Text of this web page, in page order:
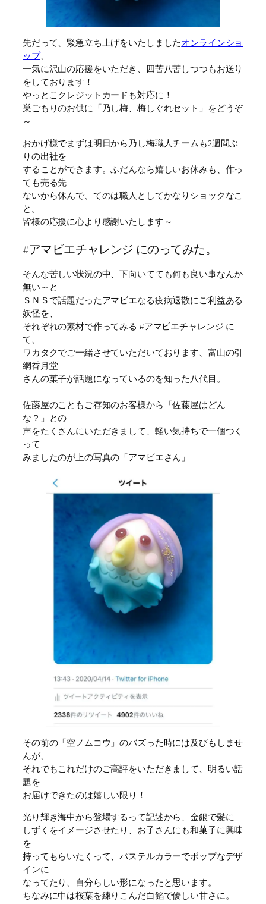
先だって、緊急立ち上げをいたしましたオンラインショ
ップ、
一気に沢山の応援をいただき、四苦八苦しつつもお送り
をしております！
やっとこクレジットカードも対応に！
巣ごもりのお供に「乃し梅、梅しぐれセット」をどうぞ
～
おかげ様でまずは明日から乃し梅職人チームも2週間ぶ
りの出社を
することができます。ふだんなら嬉しいお休みも、作っ
ても売る先
ないから休んで、てのは職人としてかなりショックなこ
と。
皆様の応援に心より感謝いたします～
#アマビエチャレンジ にのってみた。
そんな苦しい状況の中、下向いてても何も良い事なんか
無い～と
ＳＮＳで話題だったアマビエなる疫病退散にご利益ある
妖怪を、
それぞれの素材で作ってみる #アマビエチャレンジ に
て、
ワカタクでご一緒させていただいております、富山の引
網香月堂
さんの菓子が話題になっているのを知った八代目。
佐藤屋のこともご存知のお客様から「佐藤屋はどん
な？」との
声をたくさんにいただきまして、軽い気持ちで一個つく
って
みましたのが上の写真の「アマビエさん」
その前の「空ノムコウ」のバズった時には及びもしませ
んが、
それでもこれだけのご高評をいただきまして、明るい話
題を
お届けできたのは嬉しい限り！
光り輝き海中から登場するって記述から、金銀で髪に
しずくをイメージさせたり、お子さんにも和菓子に興味
を
持ってもらいたくって、パステルカラーでポップなデザ
インに
なってたり、自分らしい形になったと思います。
ちなみに中は桜葉を練りこんだ白餡で優しい甘さに。